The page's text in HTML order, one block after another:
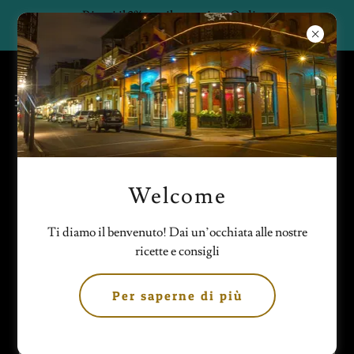
Ricevi il 3% con il tuo primo Ordine.
Shop Art e Parfums
Galleria foto
Welcome
Ti diamo il benvenuto! Dai un’occhiata alle nostre
ricette e consigli
Per saperne di più